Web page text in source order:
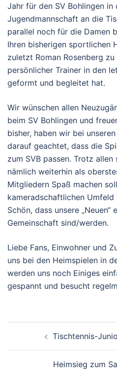
Jahr für den SV Bohlingen in
Jugendmannschaft an die
parallel noch für die Damen
Ihren bisherigen sportlichen
zuletzt Roman Rosenberg
persönlicher Trainer in den
geformt und begleitet hat.
Wir wünschen allen
beim SV Bohlingen und
bisher, haben wir bei
darauf geachtet, dass die
zum SVB passen. Trotz
nämlich weiterhin als
Mitgliedern Spaß machen
kameradschaftlichen Umfeld
Schön, dass unsere „Neuen“
Gemeinschaft sind/werden.
Liebe Fans, Einwohner und
uns bei den Heimspielen in
werden uns noch Einiges
gespannt und besucht
Tischtennis-
Heimsieg zum